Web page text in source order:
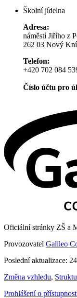
Školní jídelna
Adresa:
náměstí Jiřího z
262 03 Nový
Telefon:
+420 702 084
Číslo účtu pro
Oficiální stránky ZŠ a
Provozovatel Galileo
Poslední aktualizace:
Změna vzhledu,
Prohlášení o